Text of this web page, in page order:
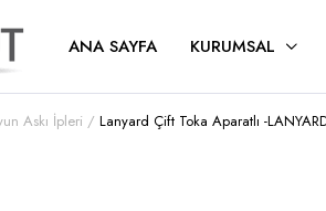
ANA SAYFA KURUMSAL
Askı İpleri Lanyard Çift Toka Aparatlı -